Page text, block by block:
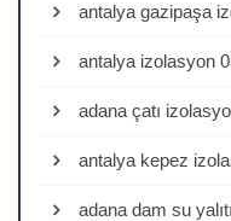
antalya gazipaşa
antalya izolasyon
adana çatı
antalya kepez
adana dam su